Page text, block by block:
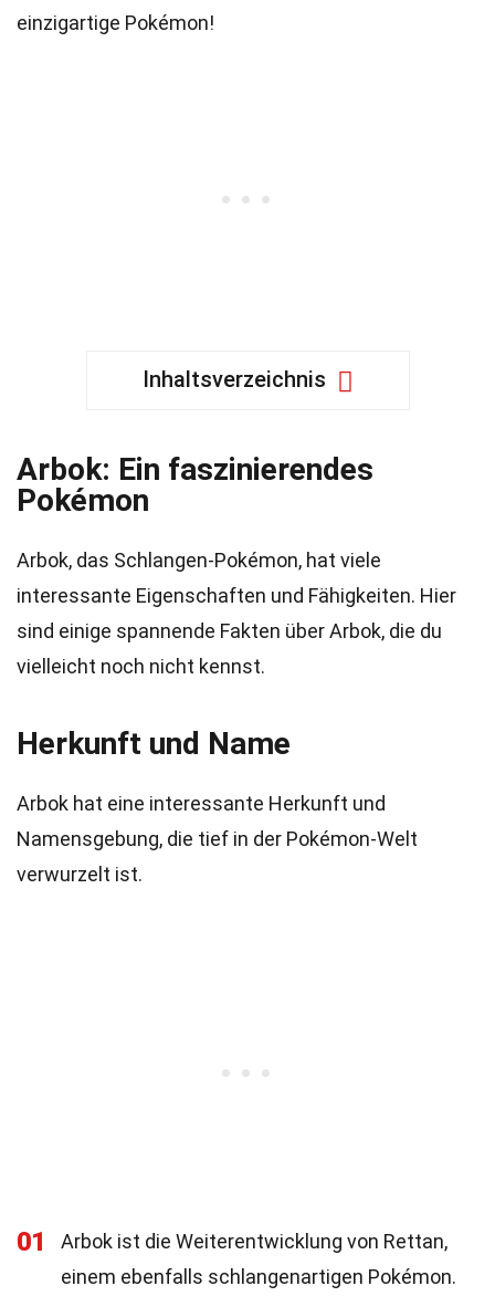
einzigartige Pokémon!
Inhaltsverzeichnis
Arbok: Ein faszinierendes
Pokémon
Arbok, das Schlangen-Pokémon, hat viele
interessante Eigenschaften und Fähigkeiten. Hier
sind einige spannende Fakten über Arbok, die du
vielleicht noch nicht kennst.
Herkunft und Name
Arbok hat eine interessante Herkunft und
Namensgebung, die tief in der Pokémon-Welt
verwurzelt ist.
01
Arbok ist die Weiterentwicklung von Rettan,
einem ebenfalls schlangenartigen Pokémon.